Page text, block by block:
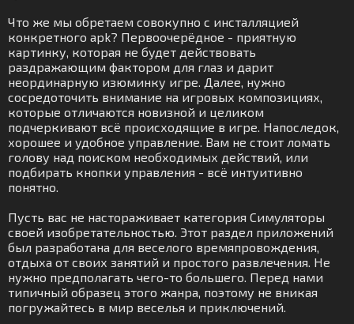
Что же мы обретаем совокупно с инсталляцией
конкретного apk? Первоочерёдное - приятную
картинку, которая не будет действовать
раздражающим фактором для глаз и дарит
неординарную изюминку игре. Далее, нужно
сосредоточить внимание на игровых композициях,
которые отличаются новизной и целиком
подчеркивают всё происходящие в игре. Напоследок,
хорошее и удобное управление. Вам не стоит ломать
голову над поиском необходимых действий, или
подбирать кнопки управления - всё интуитивно
понятно.
Пусть вас не настораживает категория Симуляторы
своей изобретательностью. Этот раздел приложений
был разработана для веселого времяпровождения,
отдыха от своих занятий и простого развлечения. Не
нужно предполагать чего-то большего. Перед нами
типичный образец этого жанра, поэтому не вникая
погружайтесь в мир веселья и приключений.